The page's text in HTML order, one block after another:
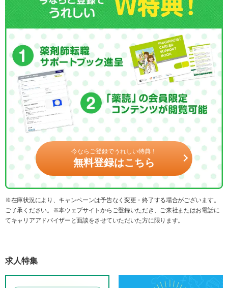
今ならご登録でうれしい特典！
無料登録はこちら
※在庫状況により、キャンペーンは予告なく変更・終了する場合がございます。
ご了承ください。※本ウェブサイトからご登録いただき、ご来社またはお電話に
てキャリアアドバイザーと面談をさせていただいた方に限ります。
求人特集